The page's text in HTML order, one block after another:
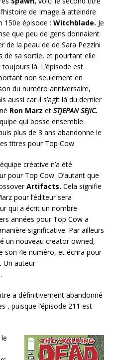
de Image à atteindre
150e épisode : Witchblade. Je
que peu de gens donnaient
de la peau de de Sara Pezzini
de sa sortie, et pourtant elle
toujours là. L’épisode est
non seulement en
du numéro anniversaire,
aussi car il s’agit là du dernier
Ron Marz et STJEPAN SEJIC.
qui bosse ensemble
plus de 3 ans abandonne le
titres pour Top Cow.
créative n’a été
pour Top Cow. D’autant que
Artifacts. Cela signifie
pour l’éditeur sera
qui a écrit un nombre
années pour Top Cow a
significative. Par ailleurs
un nouveau creator owned,
son 4e numéro, et écrira pour
Un auteur
a définitivement abandonné
, puisque l’épisode 211 est